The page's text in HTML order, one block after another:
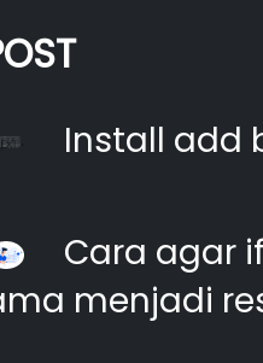
Install add
Cara agar
menjadi